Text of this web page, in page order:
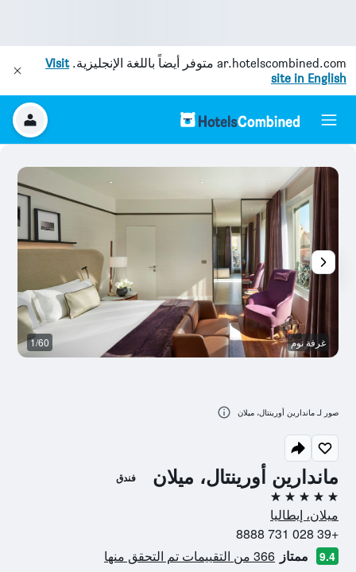
ar.hotelscombined.com متوفر أيضاً باللغة الإنجليزية.Visit
site in English
ماندارين أورينتال، ميلان فندق
5 نجوم
ميلان، إيطاليا
+39 028 731 8888
9.4 ممتاز 366 من التقييمات تم التحقق منها
غرفة نوم 1/60
صور لـ ماندارين أورينتال، ميلان